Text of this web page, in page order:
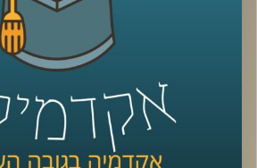
אז מי יזכה בסודאן כבעלת ברית בעתיד
כדי לענות על השאלה הזו הצטרף אלינו
בית ספר לאודר לממשל, דיפלומטיה
לשעבר שגריר ישראל הראשון לדרום